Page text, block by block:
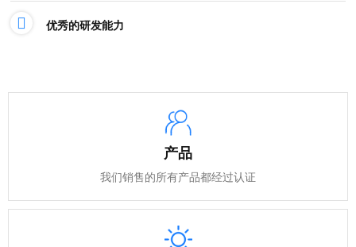
优秀的研发能力
产品
我们销售的所有产品都经过认证